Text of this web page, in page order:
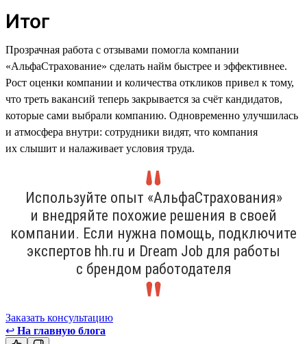
Итог
Прозрачная работа с отзывами помогла компании
«АльфаСтрахование» сделать найм быстрее и эффективнее.
Рост оценки компании и количества откликов привел к тому,
что треть вакансий теперь закрывается за счёт кандидатов,
которые сами выбрали компанию. Одновременно улучшилась
и атмосфера внутри: сотрудники видят, что компания
их слышит и налаживает условия труда.
Используйте опыт «АльфаСтрахования»
и внедряйте похожие решения в своей
компании. Если нужна помощь, подключите
экспертов hh.ru и Dream Job для работы
с брендом работодателя
Заказать консультацию
↩ На главную блога